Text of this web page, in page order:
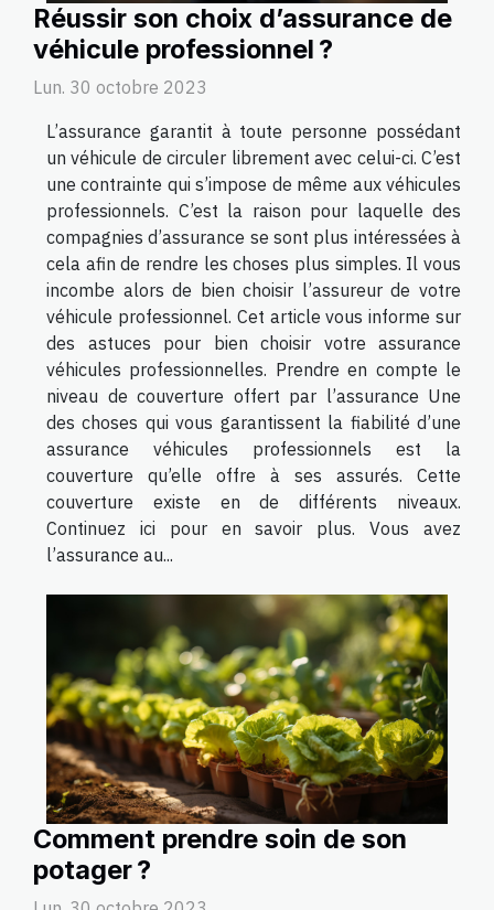
Réussir son choix d’assurance de
véhicule professionnel ?
Lun. 30 octobre 2023
L’assurance garantit à toute personne possédant
un véhicule de circuler librement avec celui-ci. C’est
une contrainte qui s’impose de même aux véhicules
professionnels. C’est la raison pour laquelle des
compagnies d’assurance se sont plus intéressées à
cela afin de rendre les choses plus simples. Il vous
incombe alors de bien choisir l’assureur de votre
véhicule professionnel. Cet article vous informe sur
des astuces pour bien choisir votre assurance
véhicules professionnelles. Prendre en compte le
niveau de couverture offert par l’assurance Une
des choses qui vous garantissent la fiabilité d’une
assurance véhicules professionnels est la
couverture qu’elle offre à ses assurés. Cette
couverture existe en de différents niveaux.
Continuez ici pour en savoir plus. Vous avez
l’assurance au...
Comment prendre soin de son
potager ?